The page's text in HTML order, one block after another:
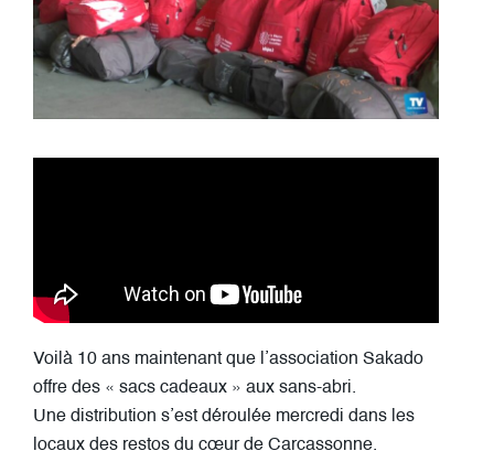
Voilà 10 ans maintenant que l’association Sakado
offre des « sacs cadeaux » aux sans-abri.
Une distribution s’est déroulée mercredi dans les
locaux des restos du cœur de Carcassonne.